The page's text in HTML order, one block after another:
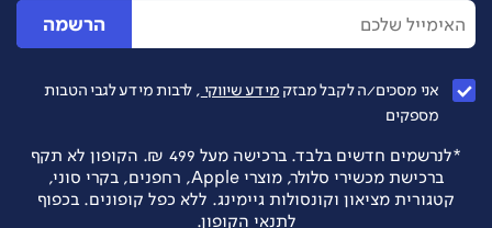
הרשמה
אני מסכים/ה לקבל מבזק מידע שיווקי , לרבות מידע לגבי הטבות
מספקים
*לנרשמים חדשים בלבד. ברכישה מעל 499 ₪. הקופון לא תקף
ברכישת מכשירי סלולר, מוצרי Apple, רחפנים, בקרי סוני,
קטגורית מציאון וקונסולות גיימינג. ללא כפל קופונים. בכפוף
לתנאי הקופון.